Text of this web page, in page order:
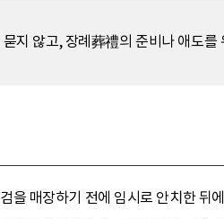
지 않고, 장례葬禮의 준비나 애도
을 매장하기 전에 임시로 안치한 뒤